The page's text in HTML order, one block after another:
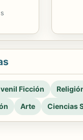
Ficción
Arte Ciencias